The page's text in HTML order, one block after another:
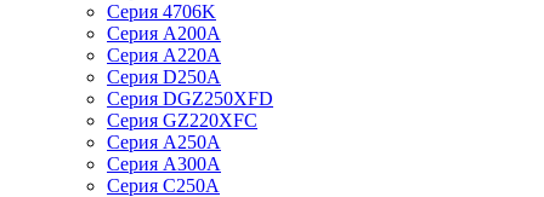
Серия 4706K
Серия A200A
Серия A220A
Серия D250A
Серия DGZ250XFD
Серия GZ220XFC
Серия А250А
Серия А300А
Серия С250A